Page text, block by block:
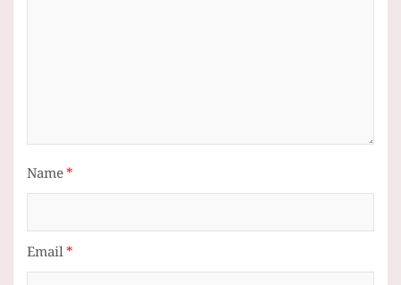
Name*
Email*